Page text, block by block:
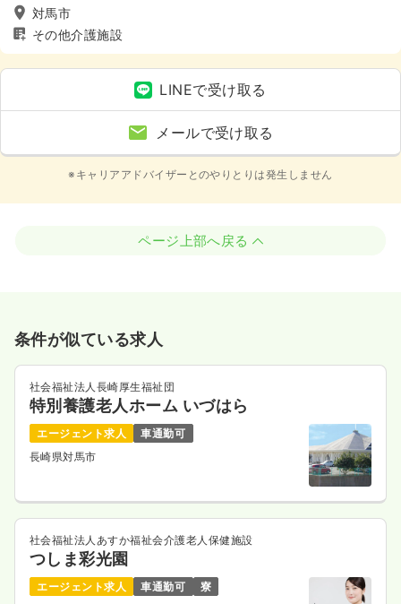
対馬市
その他介護施設
LINEで受け取る
メールで受け取る
※キャリアアドバイザーとのやりとりは発生しません
ページ上部へ戻る
条件が似ている求人
社会福祉法人長崎厚生福祉団
特別養護老人ホーム いづはら
エージェント求人
車通勤可
長崎県対馬市
社会福祉法人あすか福祉会介護老人保健施設
つしま彩光園
エージェント求人 車通勤可
寮